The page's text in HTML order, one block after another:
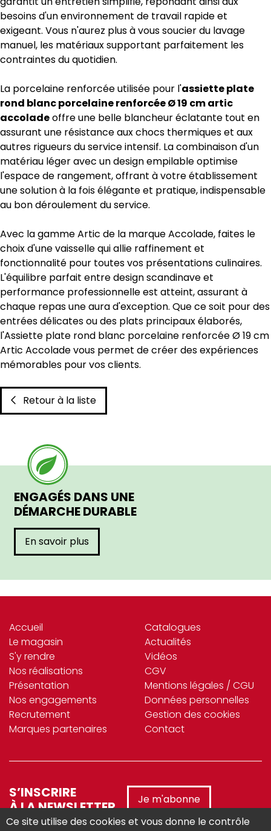
besoins d'un environnement de travail rapide et
exigeant. Vous n'aurez plus à vous soucier du lavage
manuel, les matériaux supportant parfaitement les
contraintes du quotidien.
La porcelaine renforcée utilisée pour l'assiette plate
rond blanc porcelaine renforcée Ø 19 cm artic
accoladeoffre une belle blancheur éclatante tout en
assurant une résistance aux chocs thermiques et aux
autres rigueurs du service intensif. La combinaison d'un
matériau léger avec un design empilable optimise
l'espace de rangement, offrant à votre établissement
une solution à la fois élégante et pratique, indispensable
au bon déroulement du service.
Avec la gamme Artic de la marque Accolade, faites le
choix d'une vaisselle qui allie raffinement et
fonctionnalité pour toutes vos présentations culinaires.
L'équilibre parfait entre design scandinave et
performance professionnelle est atteint, assurant à
chaque repas une aura d'exception. Que ce soit pour des
entrées délicates ou des plats principaux élaborés,
l'Assiette plate rond blanc porcelaine renforcée Ø 19 cm
Artic Accolade vous permet de créer des expériences
mémorables pour vos clients.
Retour à la liste
ENGAGÉS DANS UNE
DÉMARCHE DURABLE
En savoir plus
Accueil
Le magasin
S'y rendre
Nos réalisations
Présentation
Nos engagements
Recrutement
Marques partenaires
Catalogues
Actualités
Vidéos
CGV
Mentions légales / CGU
Données personnelles
Gestion des cookies
Contact
S’INSCRIRE
À LA NEWSLETTER
Je m'abonne
Ce site utilise des cookies et vous donne le contrôle